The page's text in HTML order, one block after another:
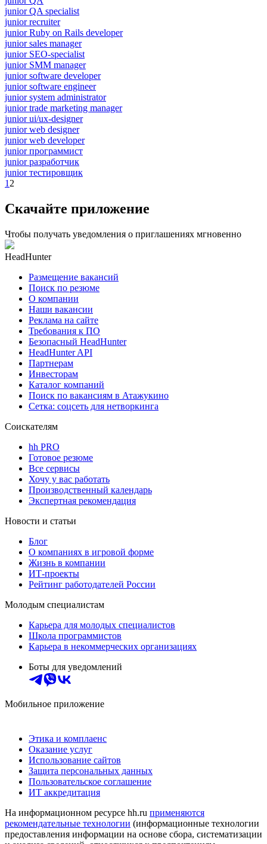
junior QA specialist
junior recruiter
junior Ruby on Rails developer
junior sales manager
junior SEO-specialist
junior SMM manager
junior software developer
junior software engineer
junior system administrator
junior trade marketing manager
junior ui/ux-designer
junior web designer
junior web developer
junior программист
junior разработчик
junior тестировщик
1 2
Скачайте приложение
Чтобы получать уведомления о приглашениях мгновенно
HeadHunter
Размещение вакансий
Поиск по резюме
О компании
Наши вакансии
Реклама на сайте
Требования к ПО
Безопасный HeadHunter
HeadHunter API
Партнерам
Инвесторам
Каталог компаний
Поиск по вакансиям в Атажукино
Сетка: соцсеть для нетворкинга
Соискателям
hh PRO
Готовое резюме
Все сервисы
Хочу у вас работать
Производственный календарь
Экспертная рекомендация
Новости и статьи
Блог
О компаниях в игровой форме
Жизнь в компании
ИТ-проекты
Рейтинг работодателей России
Молодым специалистам
Карьера для молодых специалистов
Школа программистов
Карьера в некоммерческих организациях
Боты для уведомлений
Мобильное приложение
Этика и комплаенс
Оказание услуг
Использование сайтов
Защита персональных данных
Пользовательское соглашение
ИТ аккредитация
На информационном ресурсе hh.ru применяются
рекомендательные технологии (информационные технологии
предоставления информации на основе сбора, систематизации